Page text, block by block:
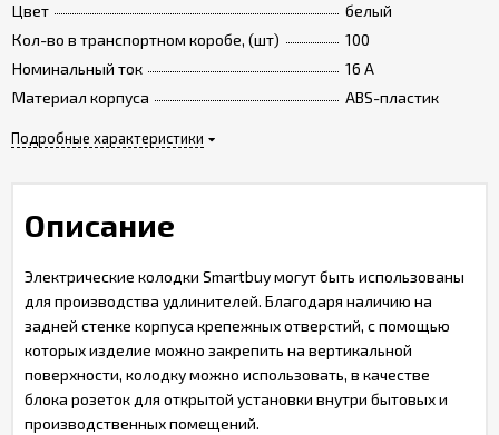
Цвет
белый
Кол-во в транспортном коробе, (шт)
100
Номинальный ток
16 A
Материал корпуса
ABS-пластик
Подробные характеристики
Описание
Электрические колодки Smartbuy могут быть использованы
для производства удлинителей. Благодаря наличию на
задней стенке корпуса крепежных отверстий, с помощью
которых изделие можно закрепить на вертикальной
поверхности, колодку можно использовать, в качестве
блока розеток для открытой установки внутри бытовых и
производственных помещений.